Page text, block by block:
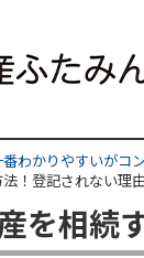
わかりやすいがコ
！登記されない理
を相続